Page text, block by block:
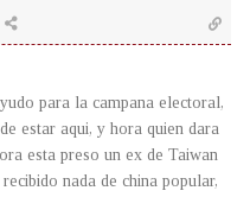
para la campana electoral,
estar aqui, y hora quien dara
esta preso un ex de Taiwan
nada de china popular,